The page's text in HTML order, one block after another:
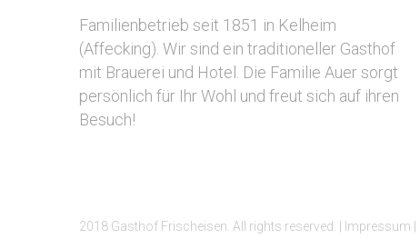
Familienbetrieb seit 1851 in Kelheim
(Affecking). Wir sind ein traditioneller Gasthof
mit Brauerei und Hotel. Die Familie Auer sorgt
persönlich für Ihr Wohl und freut sich auf ihren
Besuch!
2018 Gasthof Frischeisen. All rights reserved. | Impressum